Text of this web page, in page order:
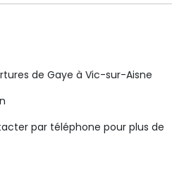
de Gaye à Vic-sur-Aisne
par téléphone pour plus de